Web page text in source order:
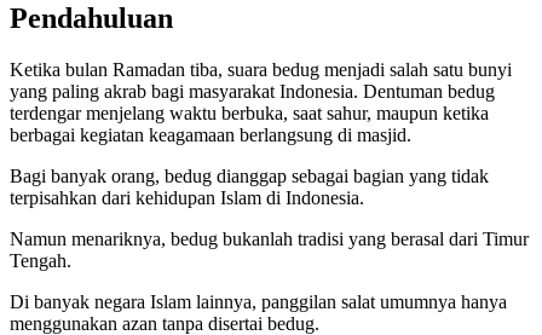
Pendahuluan
Ketika bulan Ramadan tiba, suara bedug menjadi salah satu bunyi
yang paling akrab bagi masyarakat Indonesia. Dentuman bedug
terdengar menjelang waktu berbuka, saat sahur, maupun ketika
berbagai kegiatan keagamaan berlangsung di masjid.
Bagi banyak orang, bedug dianggap sebagai bagian yang tidak
terpisahkan dari kehidupan Islam di Indonesia.
Namun menariknya, bedug bukanlah tradisi yang berasal dari Timur
Tengah.
Di banyak negara Islam lainnya, panggilan salat umumnya hanya
menggunakan azan tanpa disertai bedug.